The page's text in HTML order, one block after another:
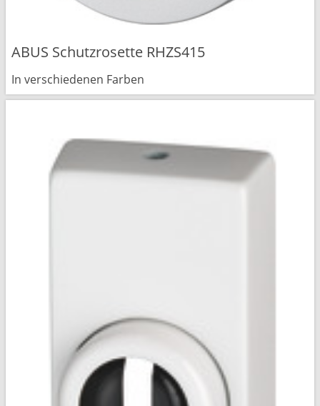
ABUS Schutzrosette RHZS415
In verschiedenen Farben